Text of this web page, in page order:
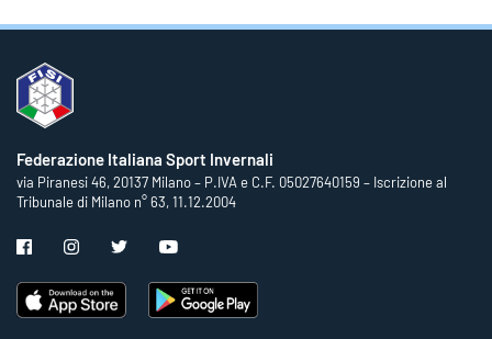
Federazione Italiana Sport Invernali
via Piranesi 46, 20137 Milano – P.IVA e C.F. 05027640159 – Iscrizione al
Tribunale di Milano n° 63, 11.12.2004